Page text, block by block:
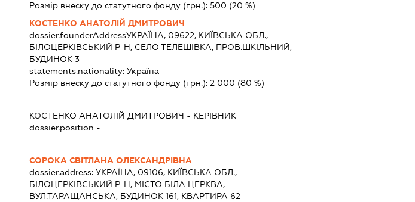
Розмір внеску до статутного фонду (грн.): 500 (20 %)
КОСТЕНКО АНАТОЛІЙ ДМИТРОВИЧ
dossier.founderAddressУКРАЇНА, 09622, КИЇВСЬКА ОБЛ.,
БІЛОЦЕРКІВСЬКИЙ Р-Н, СЕЛО ТЕЛЕШІВКА, ПРОВ.ШКІЛЬНИЙ,
БУДИНОК 3
statements.nationality: Україна
Розмір внеску до статутного фонду (грн.): 2 000 (80 %)
КОСТЕНКО АНАТОЛІЙ ДМИТРОВИЧ - КЕРІВНИК
dossier.position -
СОРОКА СВІТЛАНА ОЛЕКСАНДРІВНА
dossier.address: УКРАЇНА, 09106, КИЇВСЬКА ОБЛ.,
БІЛОЦЕРКІВСЬКИЙ Р-Н, МІСТО БІЛА ЦЕРКВА,
ВУЛ.ТАРАЩАНСЬКА, БУДИНОК 161, КВАРТИРА 62